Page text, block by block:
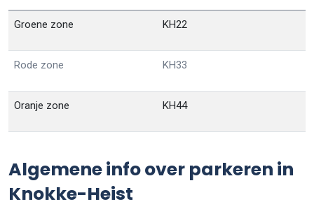
Groene zone KH22
Rode zone KH33
Oranje zone KH44
Algemene info over parkeren in
Knokke-Heist